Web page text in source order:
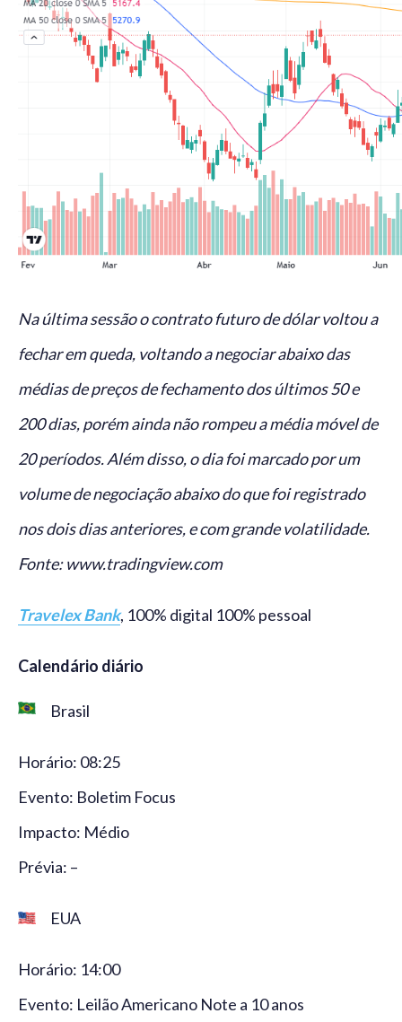
Na última sessão o contrato futuro de dólar voltou a
fechar em queda, voltando a negociar abaixo das
médias de preços de fechamento dos últimos 50 e
200 dias, porém ainda não rompeu a média móvel de
20 períodos. Além disso, o dia foi marcado por um
volume de negociação abaixo do que foi registrado
nos dois dias anteriores, e com grande volatilidade.
Fonte: www.tradingview.com
Travelex Bank, 100% digital 100% pessoal
Calendário diário
Brasil
Horário: 08:25
Evento: Boletim Focus
Impacto: Médio
Prévia: –
EUA
Horário: 14:00
Evento: Leilão Americano Note a 10 anos